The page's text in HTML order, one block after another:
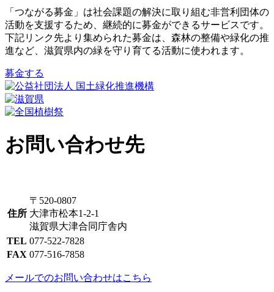
「つながる募金」は社会課題の解決に取り組む非営利団体の
活動を支援するため、継続的に募金ができるサービスです。
下記リンク先より集められた募金は、森林の整備や緑化の推
進など、滋賀県内の緑を守り育てる活動に使われます。
募金する
お問い合わせ先
住所
〒520-0807
大津市松本1-2-1
滋賀県大津合同庁舎内
TEL 077-522-7828
FAX 077-516-7858
メールでのお問い合わせはこちら